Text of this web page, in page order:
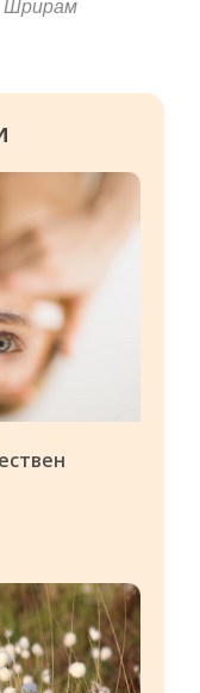
Шрирам